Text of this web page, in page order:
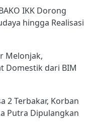
IKK Dorong
hingga Realisasi
Melonjak,
Domestik dari BIM
2 Terbakar, Korban
Putra Dipulangkan